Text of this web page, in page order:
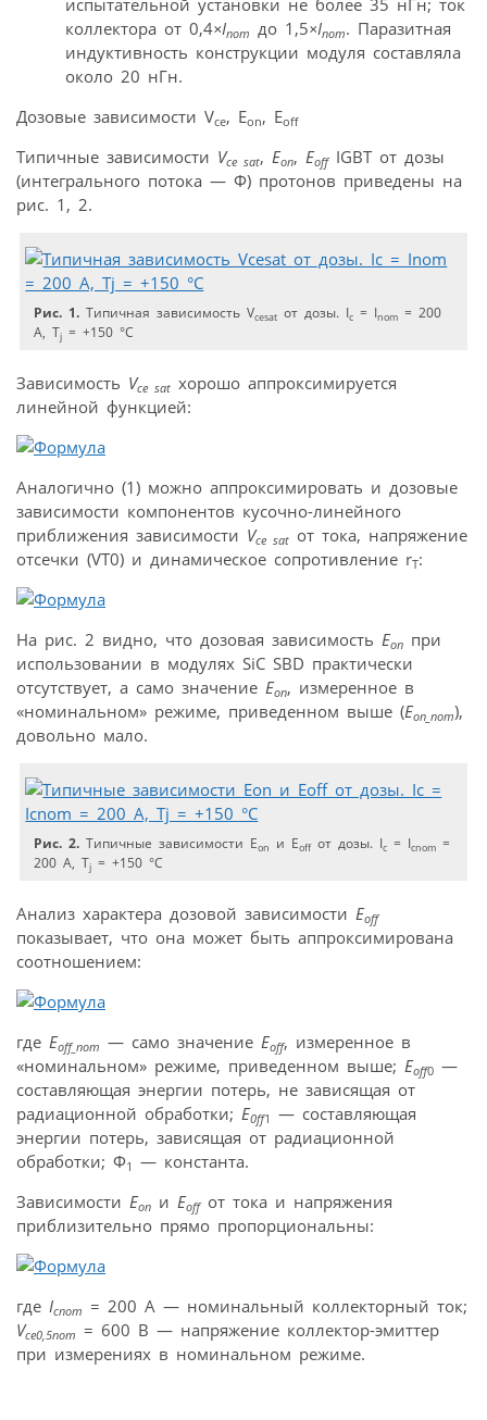
испытательной установки не более 35 нГн; ток
коллектора от 0,4×Inom до 1,5×Inom. Паразитная
индуктивность конструкции модуля составляла
около 20 нГн.
Дозовые зависимости Vce, Eon, Eoff
Типичные зависимости Vce sat, Eon, EoffIGBT от дозы
(интегрального потока — Ф) протонов приведены на
рис. 1, 2.
Рис. 1. Tипичная зависимость Vcesat от дозы. Ic = Inom = 200
А, Tj = +150 °C
Зависимость Vce sat хорошо аппроксимируется
линейной функцией:
Аналогично (1) можно аппроксимировать и дозовые
зависимости компонентов кусочно-линейного
приближения зависимости Vce sat от тока, напряжение
отсечки (VT0) и динамическое сопротивление rT:
На рис. 2 видно, что дозовая зависимость Eon при
использовании в модулях SiC SBD практически
отсутствует, а само значение Eon, измеренное в
«номинальном» режиме, приведенном выше (Eon_nom),
довольно мало.
Рис. 2. Типичные зависимости Eon и Eoffот дозы. Ic = Iсnom =
200 А, Tj = +150 °C
Анализ характера дозовой зависимости Eoff
показывает, что она может быть аппроксимирована
соотношением:
где Eoff_nom — само значение Eoff, измеренное в
«номинальном» режиме, приведенном выше; Eoff0 —
составляющая энергии потерь, не зависящая от
радиационной обработки; E0ff1 — составляющая
энергии потерь, зависящая от радиационной
обработки; Ф1 — константа.
Зависимости Eon и Eoffот тока и напряжения
приблизительно прямо пропорциональны:
где Icnom = 200 А — номинальный коллекторный ток;
Vcе0,5nom = 600 В — напряжение коллектор-эмиттер
при измерениях в номинальном режиме.